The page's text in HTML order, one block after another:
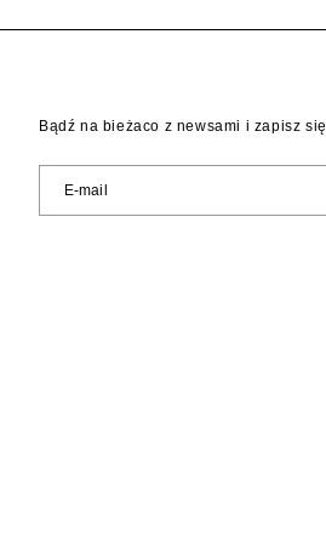
Bądź na bieżaco z newsami i zapisz